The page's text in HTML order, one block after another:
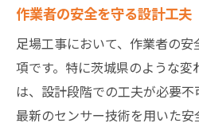
作業者の安全を守る設計工夫
足場工事において、作業者の
項です。特に茨城県のような
は、設計段階での工夫が必要不
最新のセンサー技術を用いた